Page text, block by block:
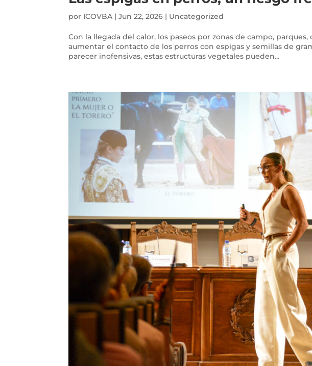
por ICOVBA |Jun 22, 2026 | Uncategorized
Con la llegada del calor, los paseos por zonas de campo,
aumentar el contacto de los perros con espigas y semillas de
parecer inofensivas, estas estructuras vegetales pueden...